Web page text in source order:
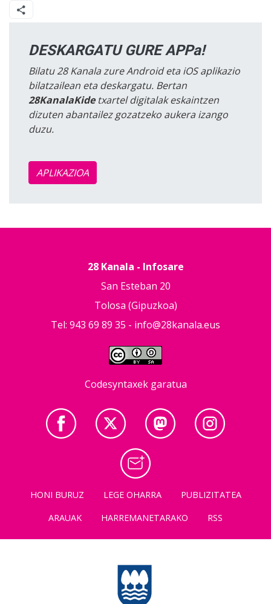
DESKARGATU GURE APPa!
Bilatu 28 Kanala zure Android eta iOS aplikazio
bilatzailean eta deskargatu. Bertan
28KanalaKidetxartel digitalak eskaintzen
dizuten abantailez gozatzeko aukera izango
duzu.
APLIKAZIOA
28 Kanala - Infosare
San Esteban 20
Tolosa (Gipuzkoa)
Tel: 943 69 89 35 - info@28kanala.eus
Codesyntaxek garatua
HONI BURUZ LEGE OHARRA
PUBLIZITATEA
ARAUAK
HARREMANETARAKO RSS